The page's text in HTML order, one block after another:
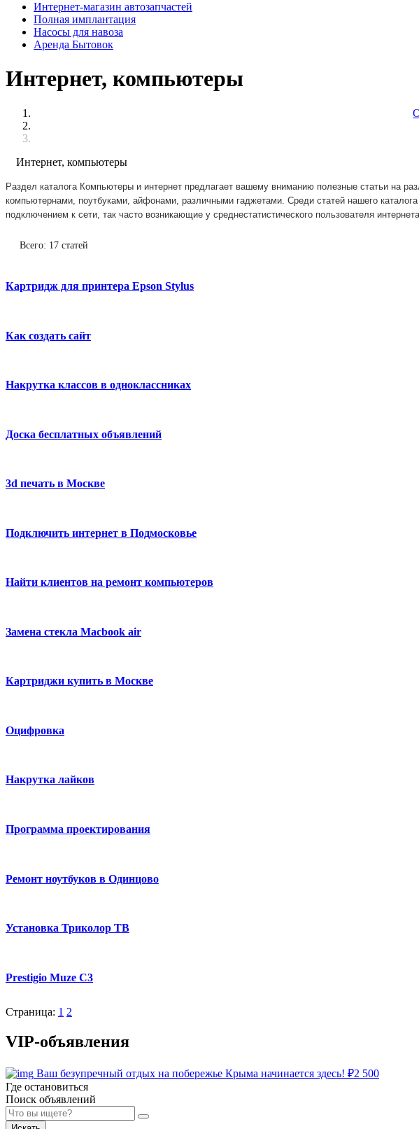
Интернет-магазин автозапчастей
Полная имплантация
Насосы для навоза
Аренда Бытовок
Интернет, компьютеры
Интернет, компьютеры
Раздел каталога Компьютеры и интернет предлагает вашему вниманию полезные статьи на
компьютернами, поутбуками, айфонами, различными гаджетами. Среди статей нашего
подключением к сети, так часто возникающие у среднестатистического пользователя
Всего: 17 статей
Картридж для принтера Epson Stylus
Как создать сайт
Накрутка классов в одноклассниках
Доска бесплатных объявлений
3d печать в Москве
Подключить интернет в Подмосковье
Найти клиентов на ремонт компьютеров
Замена стекла Macbook air
Картриджи купить в Москве
Оцифровка
Накрутка лайков
Программа проектирования
Ремонт ноутбуков в Одинцово
Установка Триколор ТВ
Prestigio Muze C3
Страница: 1 2
VIP-объявления
Ваш безупречный отдых на побережье Крыма начинается здесь! ₽2 500
Где остановиться
Поиск объявлений